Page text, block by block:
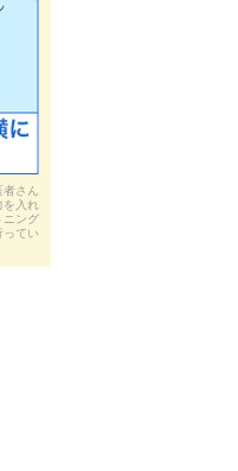
さん
入れ
ニング
ってい